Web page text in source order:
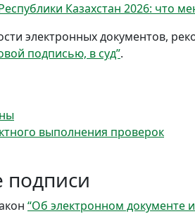
Казахстан 2026: что
электронных документов,
подписью, в суд”.
выполнения проверок
“Об электронном документе